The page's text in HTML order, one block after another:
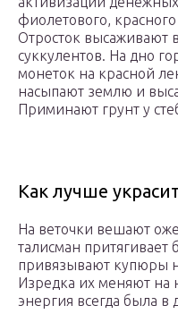
фиолетового,
Отросток высаживают
суккулентов. На дно
монеток на красной
насыпают землю и
Приминают грунт у
Как лучше
На веточки вешают
талисман притягивает
привязывают купюры
Изредка их меняют на
энергия всегда была в